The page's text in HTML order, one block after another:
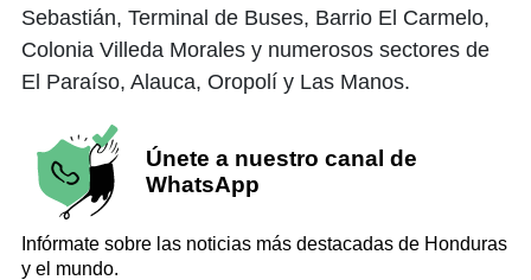
Sebastián, Terminal de Buses, Barrio El Carmelo,
Colonia Villeda Morales y numerosos sectores de
El Paraíso, Alauca, Oropolí y Las Manos.
Únete a nuestro canal de
WhatsApp
Infórmate sobre las noticias más destacadas de Honduras
y el mundo.